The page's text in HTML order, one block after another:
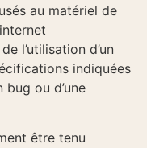
au matériel de
l’utilisation d’un
indiquées
bug ou d’une
être tenu